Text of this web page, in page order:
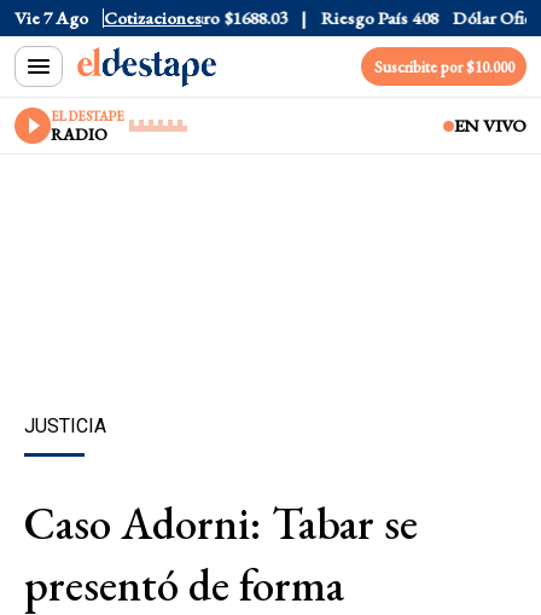
Vie 7 Ago Cotizaciones
CCL $1577.3 Euro $1688.03 Riesgo País 408 Dólar Oficial
Suscribite por $10.000
EL DESTAPE
RADIO EN VIVO
JUSTICIA
Caso Adorni: Tabar se
presentó de forma